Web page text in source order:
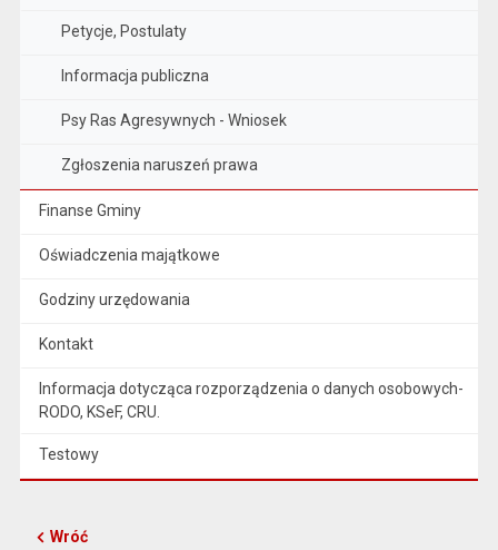
Petycje, Postulaty
Informacja publiczna
Psy Ras Agresywnych - Wniosek
Zgłoszenia naruszeń prawa
Finanse Gminy
Oświadczenia majątkowe
Godziny urzędowania
Kontakt
Informacja dotycząca rozporządzenia o danych osobowych-
RODO, KSeF, CRU.
Testowy
Wróć